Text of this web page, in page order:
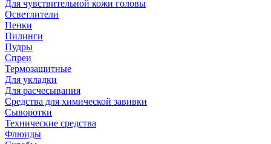
Для чувствительной кожи головы
Осветлители
Пенки
Пилинги
Пудры
Спреи
Термозащитные
Для укладки
Для расчесывания
Средства для химической завивки
Сыворотки
Технические средства
Флюиды